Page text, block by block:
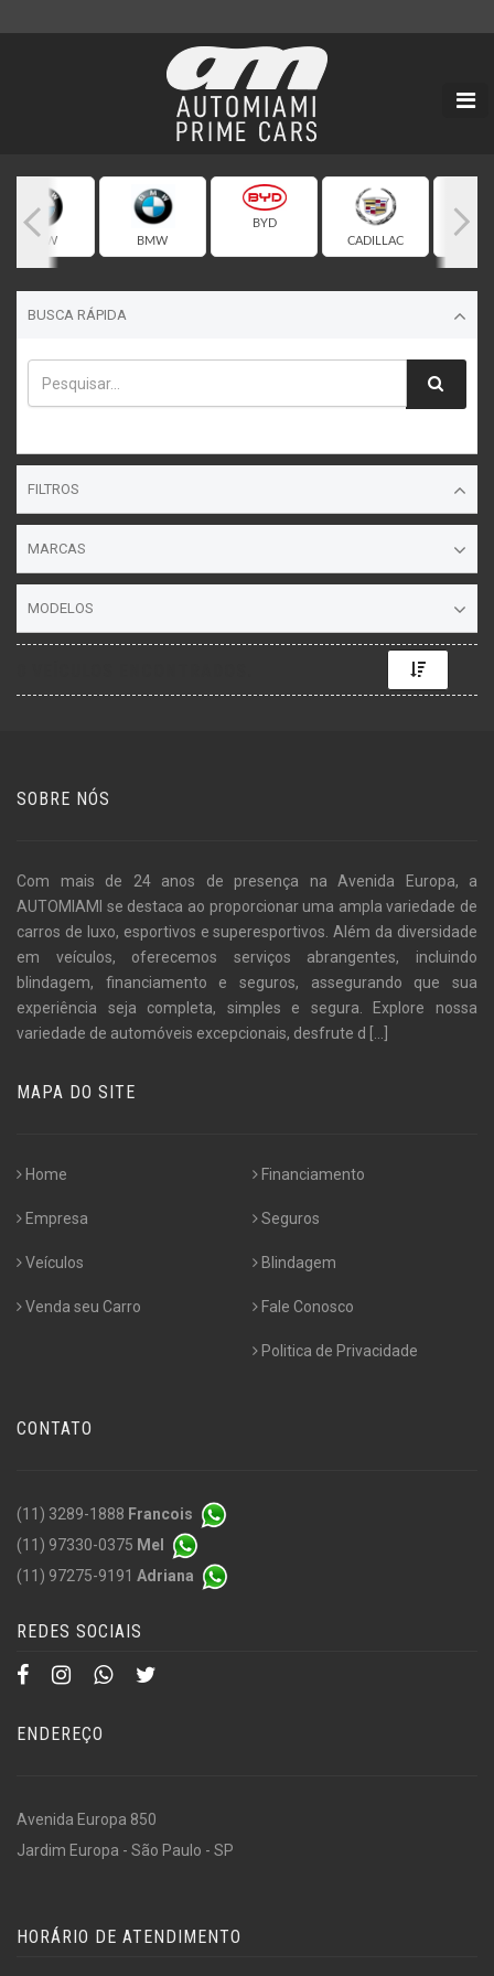
BMW BMW
BYD
CADILLAC
BUSCA RÁPIDA
FILTROS
MARCAS
MODELOS
Toggle
SOBRE NÓS
Com mais de 24 anos de presença na Avenida Europa, a
AUTOMIAMI se destaca ao proporcionar uma ampla variedade de
carros de luxo, esportivos e superesportivos. Além da diversidade
em veículos, oferecemos serviços abrangentes, incluindo
blindagem, financiamento e seguros, assegurando que sua
experiência seja completa, simples e segura. Explore nossa
variedade de automóveis excepcionais, desfrute d
MAPA DO SITE
Home
Empresa
Veículos
Venda seu Carro
Financiamento
Seguros
Blindagem
Fale Conosco
Politica de Privacidade
CONTATO
(11) 3289-1888 Francois
(11) 97330-0375 Mel
(11) 97275-9191 Adriana
REDES SOCIAIS
ENDEREÇO
Avenida Europa 850
Jardim Europa - São Paulo - SP
HORÁRIO DE ATENDIMENTO